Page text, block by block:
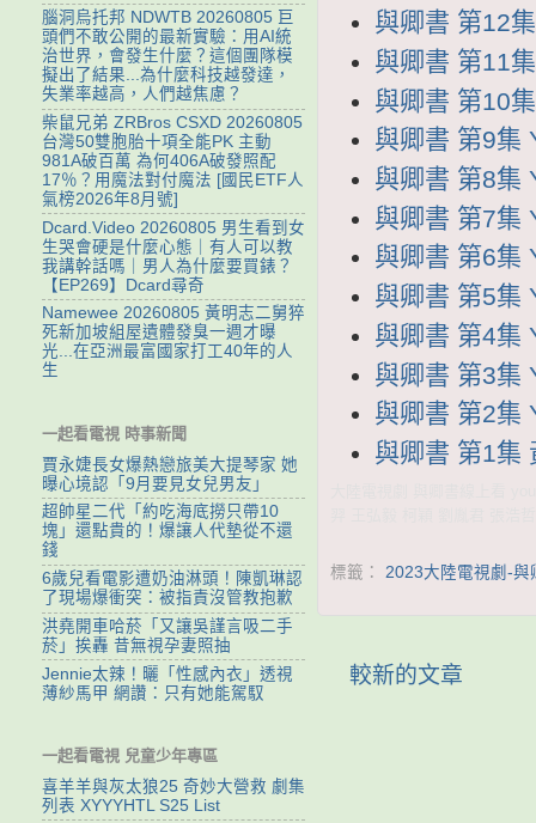
與卿書 第12
與卿書 第11
與卿書 第10
與卿書 第9集
與卿書 第8集
與卿書 第7集
與卿書 第6集
與卿書 第5集
與卿書 第4集
與卿書 第3集
與卿書 第2集
與卿書 第1集
標籤： 2023大陸電視劇-與
較新的文章
腦洞烏托邦 NDWTB 20260805 巨
頭們不敢公開的最新實驗：用AI統
治世界，會發生什麼？這個團隊模
擬出了結果...為什麼科技越發達，
失業率越高，人們越焦慮？
柴鼠兄弟 ZRBros CSXD 20260805
台灣50雙胞胎十項全能PK 主動
981A破百萬 為何406A破發照配
17％？用魔法對付魔法 [國民ETF人
氣榜2026年8月號]
Dcard.Video 20260805 男生看到女
生哭會硬是什麼心態｜有人可以教
我講幹話嗎｜男人為什麼要買錶？
【EP269】Dcard尋奇
Namewee 20260805 黃明志二舅猝
死新加坡組屋遺體發臭一週才曝
光...在亞洲最富國家打工40年的人
生
一起看電視 時事新聞
賈永婕長女爆熱戀旅美大提琴家 她
曝心境認「9月要見女兒男友」
超帥星二代「約吃海底撈只帶10
塊」還點貴的！爆讓人代墊從不還
錢
6歲兒看電影遭奶油淋頭！陳凱琳認
了現場爆衝突：被指責沒管教抱歉
洪堯開車哈菸「又讓吳謹言吸二手
菸」挨轟 昔無視孕妻照抽
Jennie太辣！曬「性感內衣」透視
薄紗馬甲 網讚：只有她能駕馭
一起看電視 兒童少年專區
喜羊羊與灰太狼25 奇妙大營救 劇集
列表 XYYYHTL S25 List